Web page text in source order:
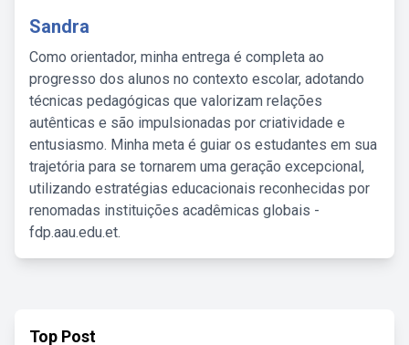
Sandra
Como orientador, minha entrega é completa ao
progresso dos alunos no contexto escolar, adotando
técnicas pedagógicas que valorizam relações
autênticas e são impulsionadas por criatividade e
entusiasmo. Minha meta é guiar os estudantes em sua
trajetória para se tornarem uma geração excepcional,
utilizando estratégias educacionais reconhecidas por
renomadas instituições acadêmicas globais -
fdp.aau.edu.et.
Top Post